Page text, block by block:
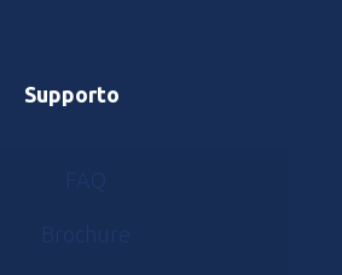
Supporto
FAQ
Brochure